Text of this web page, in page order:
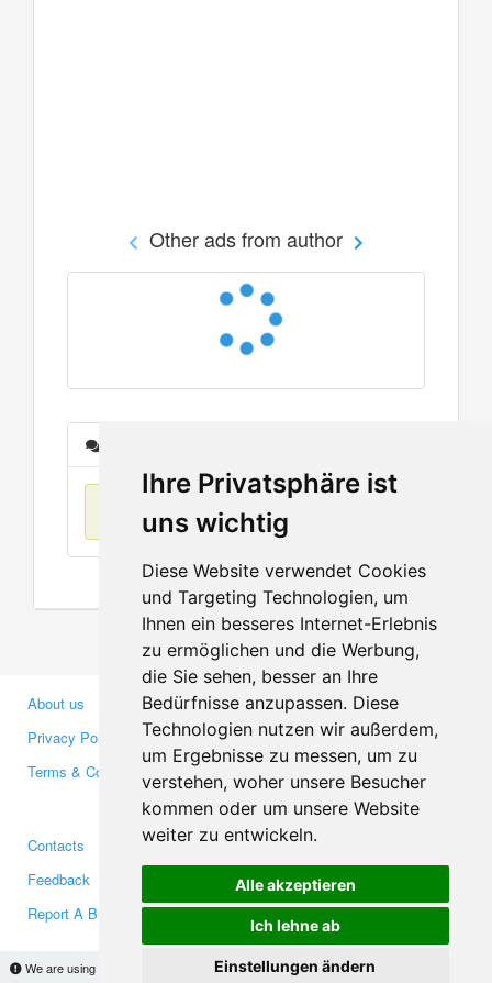
Ihre Privatsphäre ist
uns wichtig
Diese Website verwendet Cookies
und Targeting Technologien, um
Ihnen ein besseres Internet-Erlebnis
zu ermöglichen und die Werbung,
die Sie sehen, besser an Ihre
Bedürfnisse anzupassen. Diese
Technologien nutzen wir außerdem,
um Ergebnisse zu messen, um zu
verstehen, woher unsere Besucher
kommen oder um unsere Website
weiter zu entwickeln.
Alle akzeptieren
Ich lehne ab
Einstellungen ändern
We are using cookies to provide statistics that help us give you the best experience of
Other ads from author
No items found
About us
Privacy Policy
Terms & Conditions
Business Partners
Investors
Media
Contacts
Feedback
Report A Bug
Facebook
Twitter
YouTube
Google+